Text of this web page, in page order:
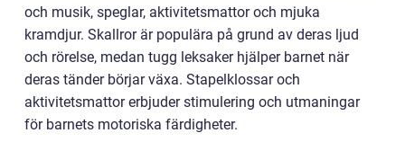
och musik, speglar, aktivitetsmattor och mjuka
kramdjur. Skallror är populära på grund av deras ljud
och rörelse, medan tugg leksaker hjälper barnet när
deras tänder börjar växa. Stapelklossar och
aktivitetsmattor erbjuder stimulering och utmaningar
för barnets motoriska färdigheter.